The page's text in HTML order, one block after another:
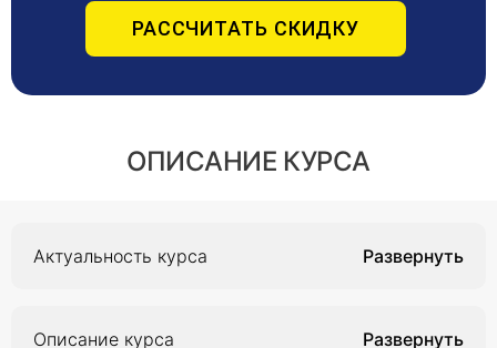
РАССЧИТАТЬ СКИДКУ
ОПИСАНИЕ КУРСА
Актуальность курса
Описание курса